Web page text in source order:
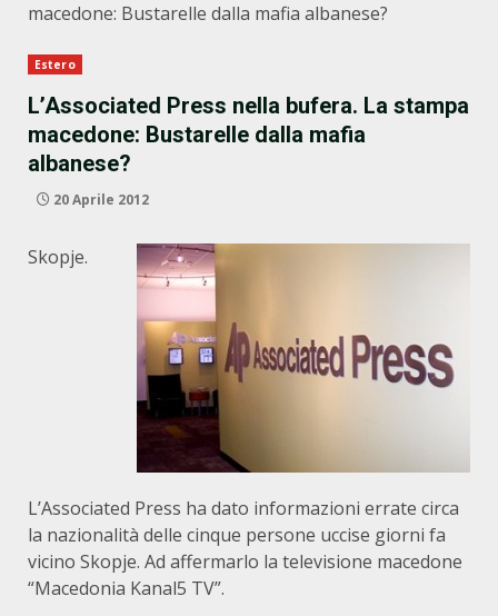
macedone: Bustarelle dalla mafia albanese?
Estero
L’Associated Press nella bufera. La stampa
macedone: Bustarelle dalla mafia
albanese?
20 Aprile 2012
Skopje.
L’Associated Press ha dato informazioni errate circa
la nazionalità delle cinque persone uccise giorni fa
vicino Skopje. Ad affermarlo la televisione macedone
“Macedonia Kanal5 TV”.